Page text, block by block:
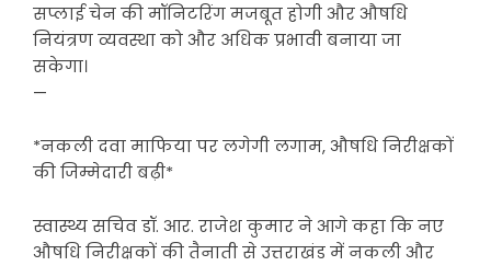
सप्लाई चेन की मॉनिटरिंग मजबूत होगी और औषधि
नियंत्रण व्यवस्था को और अधिक प्रभावी बनाया जा
सकेगा।
—
*नकली दवा माफिया पर लगेगी लगाम, औषधि निरीक्षकों
की जिम्मेदारी बढ़ी*
स्वास्थ्य सचिव डॉ. आर. राजेश कुमार ने आगे कहा कि नए
औषधि निरीक्षकों की तैनाती से उत्तराखंड में नकली और